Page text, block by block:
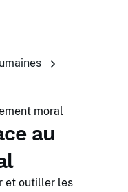
au
et outiller les